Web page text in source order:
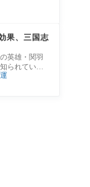
果、三国志
英雄・関羽
られていま
、誠実さや